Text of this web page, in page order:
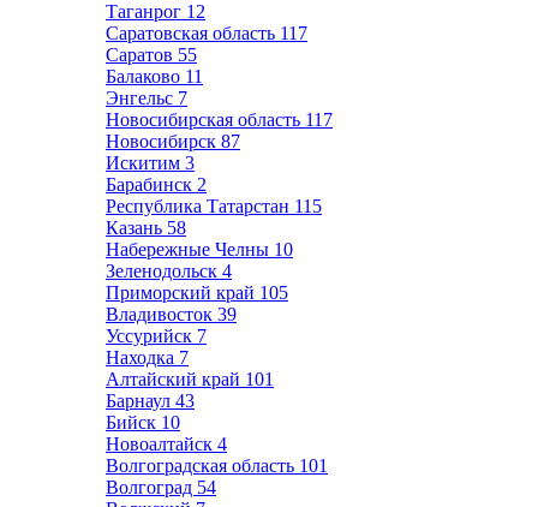
Таганрог 12
Саратовская область 117
Саратов 55
Балаково 11
Энгельс 7
Новосибирская область 117
Новосибирск 87
Искитим 3
Барабинск 2
Республика Татарстан 115
Казань 58
Набережные Челны 10
Зеленодольск 4
Приморский край 105
Владивосток 39
Уссурийск 7
Находка 7
Алтайский край 101
Барнаул 43
Бийск 10
Новоалтайск 4
Волгоградская область 101
Волгоград 54